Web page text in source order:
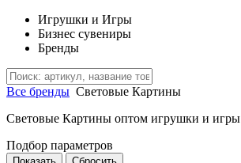
Игрушки и Игры
Бизнес сувениры
Бренды
Все бренды Световые Картины
Световые Картины оптом игрушки и игры
Подбор параметров